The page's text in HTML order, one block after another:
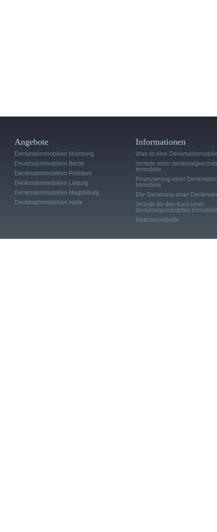
Angebote
Denkmalimmobilien Nürnberg
Denkmalimmobilien Berlin
Denkmalimmobilien Potsdam
Denkmalimmobilien Leipzig
Denkmalimmobilien Magdeburg
Denkmalimmobilien Halle
Informationen
Was ist eine
Vorteile einer
Immobilie
Finanzierung einer
Immobilie
Die Sanierung einer
Gründe für den Kauf einer
denkmalgeschützten Immobilie
Referenzobjekte